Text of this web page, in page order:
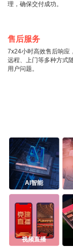
理，确保交付成功。
售后服务
7x24小时高效售后响应
远程、上门等多种方式
用户问题。
AI智能
视频直播